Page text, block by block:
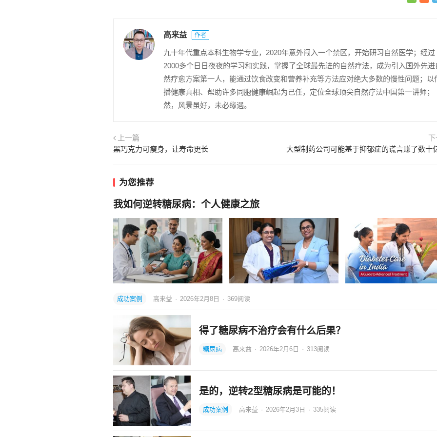
高来益 作者
九十年代重点本科生物学专业，2020年意外闯入一个禁区，开始研习自然医学；经过
2000多个日日夜夜的学习和实践，掌握了全球最先进的自然疗法，成为引入国外先进
然疗愈方案第一人，能通过饮食改变和营养补充等方法应对绝大多数的慢性问题；以
播健康真相、帮助许多同胞健康崛起为己任，定位全球顶尖自然疗法中国第一讲师；
然，风景虽好，未必缘遇。
上一篇
黑巧克力可瘦身，让寿命更长
大型制药公司可能基于抑郁症的谎言赚了数十
为您推荐
我如何逆转糖尿病：个人健康之旅
成功案例 高来益 · 2026年2月8日 · 369阅读
得了糖尿病不治疗会有什么后果？
糖尿病 高来益 · 2026年2月6日 · 313阅读
是的，逆转2型糖尿病是可能的！
成功案例 高来益 · 2026年2月3日 · 335阅读